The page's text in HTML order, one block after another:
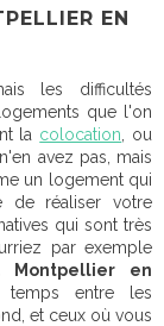
EN
les difficultés
que l'on
la colocation , ou
avez pas, mais
un logement qui
de réaliser votre
qui sont très
par exemple
Montpellier en
temps entre les
et ceux où vous